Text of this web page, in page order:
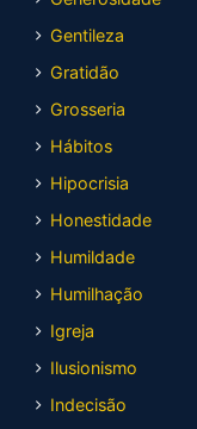
Gentileza
Gratidão
Grosseria
Hábitos
Hipocrisia
Honestidade
Humildade
Humilhação
Igreja
Ilusionismo
Indecisão